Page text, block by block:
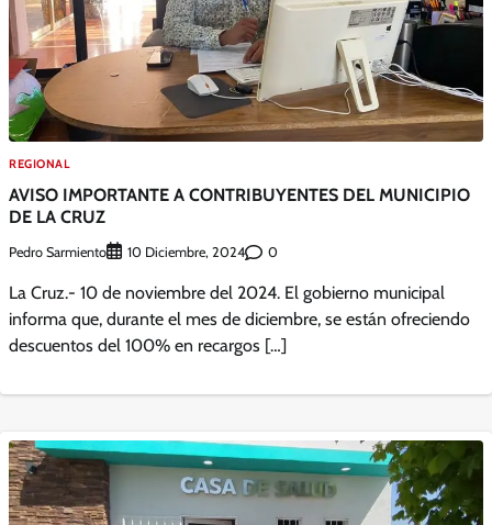
REGIONAL
AVISO IMPORTANTE A CONTRIBUYENTES DEL MUNICIPIO
DE LA CRUZ
Pedro Sarmiento 10 Diciembre, 2024 0
La Cruz.- 10 de noviembre del 2024. El gobierno municipal
informa que, durante el mes de diciembre, se están ofreciendo
descuentos del 100% en recargos […]